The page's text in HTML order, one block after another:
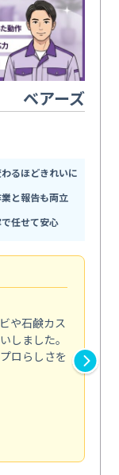
ベアーズ
るほどきれいに
と報告も両立
任せて安心
や石鹸カス
しました。
ロらしさを